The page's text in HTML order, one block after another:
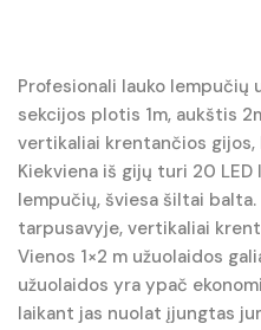
Profesionali lauko lempučių
sekcijos plotis 1m, aukštis
vertikaliai krentančios gijos,
Kiekviena iš gijų turi 20 LED
lempučių, šviesa šiltai
tarpusavyje, vertikaliai
Vienos 1×2 m užuolaidos
užuolaidos yra ypač
laikant jas nuolat įjungtas